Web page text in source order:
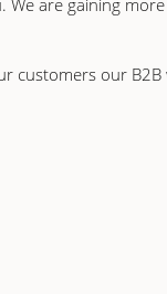
customers our